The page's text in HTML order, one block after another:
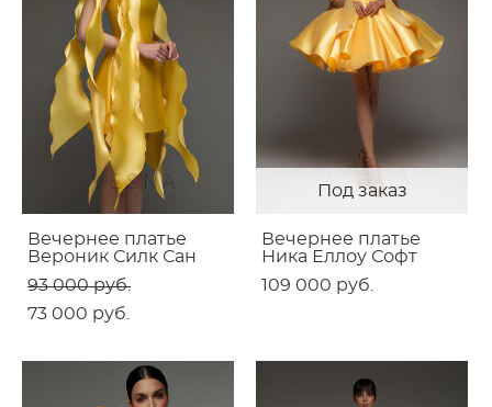
Вечернее платье
Вероник Силк Сан
93 000 pуб.
73 000 pуб.
Под заказ
Вечернее платье
Ника Еллоу Софт
109 000 pуб.